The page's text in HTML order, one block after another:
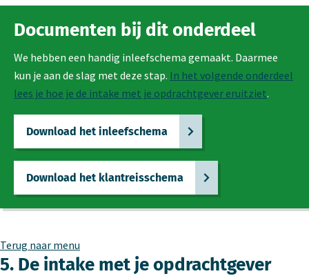
Documenten bij dit onderdeel
We hebben een handig inleefschema gemaakt. Daarmee
kun je aan de slag met deze stap. In het volgende onderdeel
lees je hoe je de intake met je opdrachtgever eruitziet.
Download het inleefschema
Download het klantreisschema
Terug naar menu
5. De intake met je opdrachtgever